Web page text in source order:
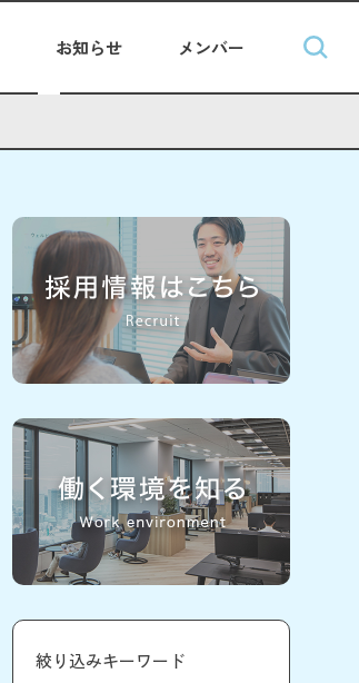
お知らせ メンバー
絞り込みキーワード